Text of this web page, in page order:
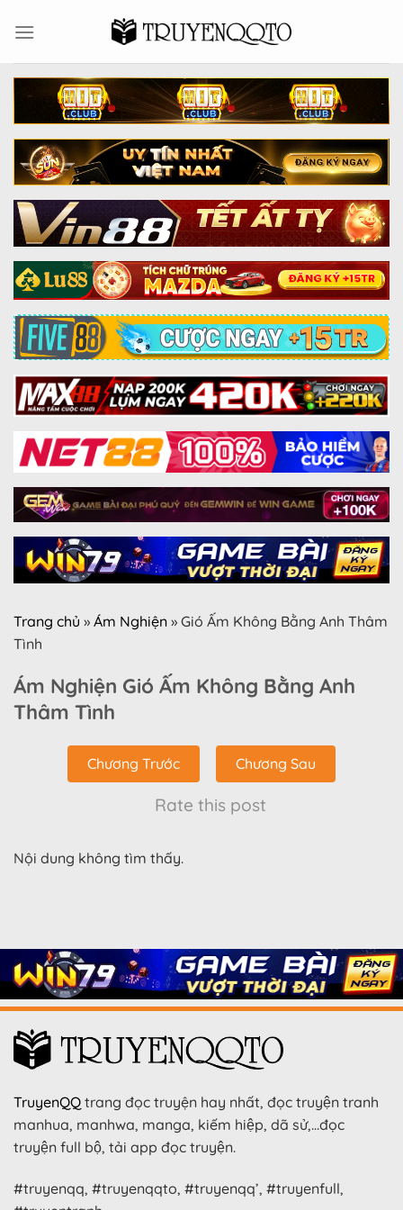
Trang chủ » Ám Nghiện » Gió Ấm Không Bằng Anh Thâm
Tình
Ám Nghiện Gió Ấm Không Bằng Anh
Thâm Tình
Chương Trước Chương Sau
Rate this post
Nội dung không tìm thấy.
TruyenQQ trang đọc truyện hay nhất, đọc truyện tranh
manhua, manhwa, manga, kiếm hiệp, dã sử,…đọc
truyện full bộ, tải app đọc truyện.
#truyenqq, #truyenqqto, #truyenqq’, #truyenfull,